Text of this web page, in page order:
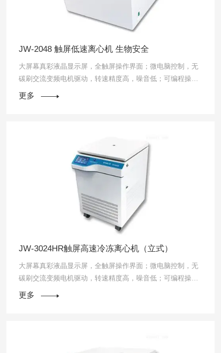
JW-2048 触屏低速离心机 生物安全
大屏幕真彩液晶显示屏，全触屏操作界面；微电脑控制，无
碳刷交流变频电机驱动，转速精度高，噪音低；可编程操
作，多种升降速选择；可独立设定离心力、转速且同屏显
更多
JW-3024HR触屏高速冷冻离心机（立式）
大屏幕真彩液晶显示屏，全触屏操作界面；微电脑控制，无
碳刷交流变频电机驱动，转速精度高，噪音低；可编程操
作，多种升降速选择；可独立设定离心力、转速且同屏显
更多